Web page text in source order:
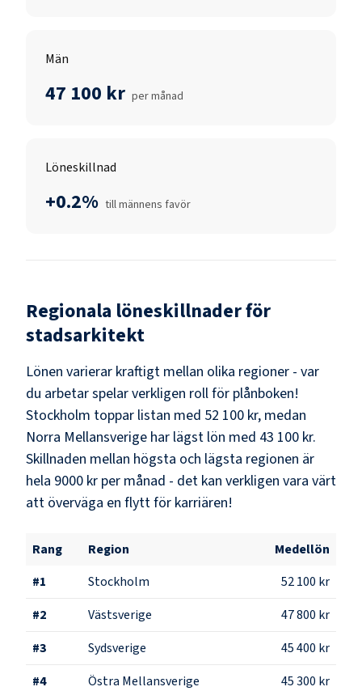
Män
47 100 kr per månad
Löneskillnad
+0.2% till männens favör
Regionala löneskillnader för
stadsarkitekt
Lönen varierar kraftigt mellan olika regioner - var
du arbetar spelar verkligen roll för plånboken!
Stockholm toppar listan med 52 100 kr, medan
Norra Mellansverige har lägst lön med 43 100 kr.
Skillnaden mellan högsta och lägsta regionen är
hela 9000 kr per månad - det kan verkligen vara värt
att överväga en flytt för karriären!
Rang Region
Medellön
#1 Stockholm
52 100 kr
#2 Västsverige
47 800 kr
#3 Sydsverige
45 400 kr
#4 Östra Mellansverige 45 300 kr